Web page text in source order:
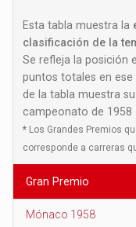
Esta tabla muestra la
clasificación de la
Se refleja la posición
puntos totales en
de la tabla muestra
campeonato de 1958
* Los Grandes Premios
corresponde a carreras
Gran Premio
Mónaco 1958